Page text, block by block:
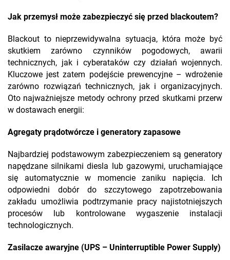
Jak przemysł może zabezpieczyć się przed blackoutem?
Blackout to nieprzewidywalna sytuacja, która może być
skutkiem zarówno czynników pogodowych, awarii
technicznych, jak i cyberataków czy działań wojennych.
Kluczowe jest zatem podejście prewencyjne – wdrożenie
zarówno rozwiązań technicznych, jak i organizacyjnych.
Oto najważniejsze metody ochrony przed skutkami przerw
w dostawach energii:
Agregaty prądotwórcze i generatory zapasowe
Najbardziej podstawowym zabezpieczeniem są generatory
napędzane silnikami diesla lub gazowymi, uruchamiające
się automatycznie w momencie zaniku napięcia. Ich
odpowiedni dobór do szczytowego zapotrzebowania
zakładu umożliwia podtrzymanie pracy najistotniejszych
procesów lub kontrolowane wygaszenie instalacji
technologicznych.
Zasilacze awaryjne (UPS – Uninterruptible Power Supply)